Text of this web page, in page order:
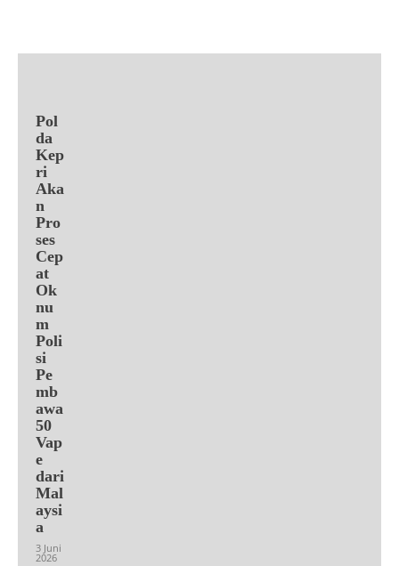
Pol
da
Kep
ri
Aka
n
Pro
ses
Cep
at
Ok
nu
m
Poli
si
Pe
mb
awa
50
Vap
e
dari
Mal
aysi
a
3 Juni
2026